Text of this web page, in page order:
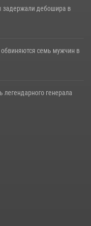
задержали дебошира в
семь мужчин в
генерала